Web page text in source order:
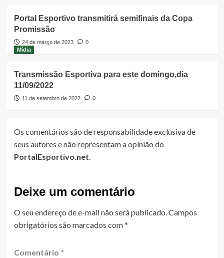
Portal Esportivo transmitirá semifinais da Copa
Promissão
24 de março de 2023
0
Mídia
Transmissão Esportiva para este domingo,dia
11/09/2022
11 de setembro de 2022 0
Os comentários são de responsabilidade exclusiva de
seus autores e não representam a opinião do
PortalEsportivo.net.
Deixe um comentário
O seu endereço de e-mail não será publicado.Campos
obrigatórios são marcados com*
Comentário *